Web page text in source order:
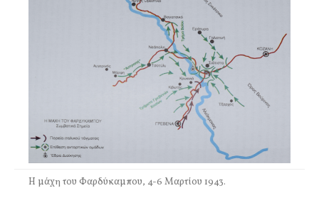
Η μάχη του Φαρδύκαμπου, 4-6 Μαρτίου 1943.